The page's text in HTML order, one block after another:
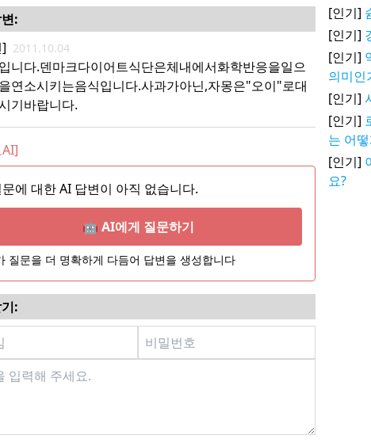
:
2011.10.04
니다.덴마크다이어트식단은체내에서화학반응을일으
연소시키는음식입니다.사과가아닌,자몽은"오이"로대
기바랍니다.
에 대한 AI 답변이 아직 없습니다.
🤖 AI에게 질문하기
질문을 더 명확하게 다듬어 답변을 생성합니다
:
[인기]
[인기]
[인기]
의미인
[인기]
[인기]
는 어
[인기]
요?